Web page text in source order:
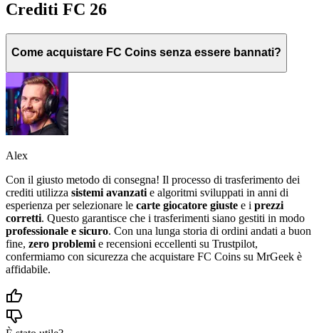
Crediti FC 26
Come acquistare FC Coins senza essere bannati?
Alex
Con il giusto metodo di consegna! Il processo di trasferimento dei
crediti utilizza sistemi avanzati e algoritmi sviluppati in anni di
esperienza per selezionare le carte giocatore giuste e i prezzi
corretti. Questo garantisce che i trasferimenti siano gestiti in modo
professionale e sicuro. Con una lunga storia di ordini andati a buon
fine, zero problemi e recensioni eccellenti su Trustpilot,
confermiamo con sicurezza che acquistare FC Coins su MrGeek è
affidabile.